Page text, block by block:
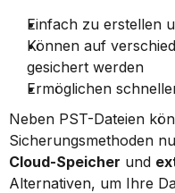
Einfach zu erstellen
Können auf
gesichert werden
Ermöglichen
Neben PST-Dateien
Cloud-Speicher und
Alternativen, um Ihre